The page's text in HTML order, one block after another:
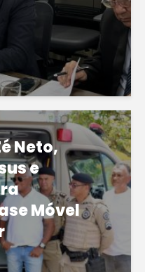
Neto,
e
Móvel